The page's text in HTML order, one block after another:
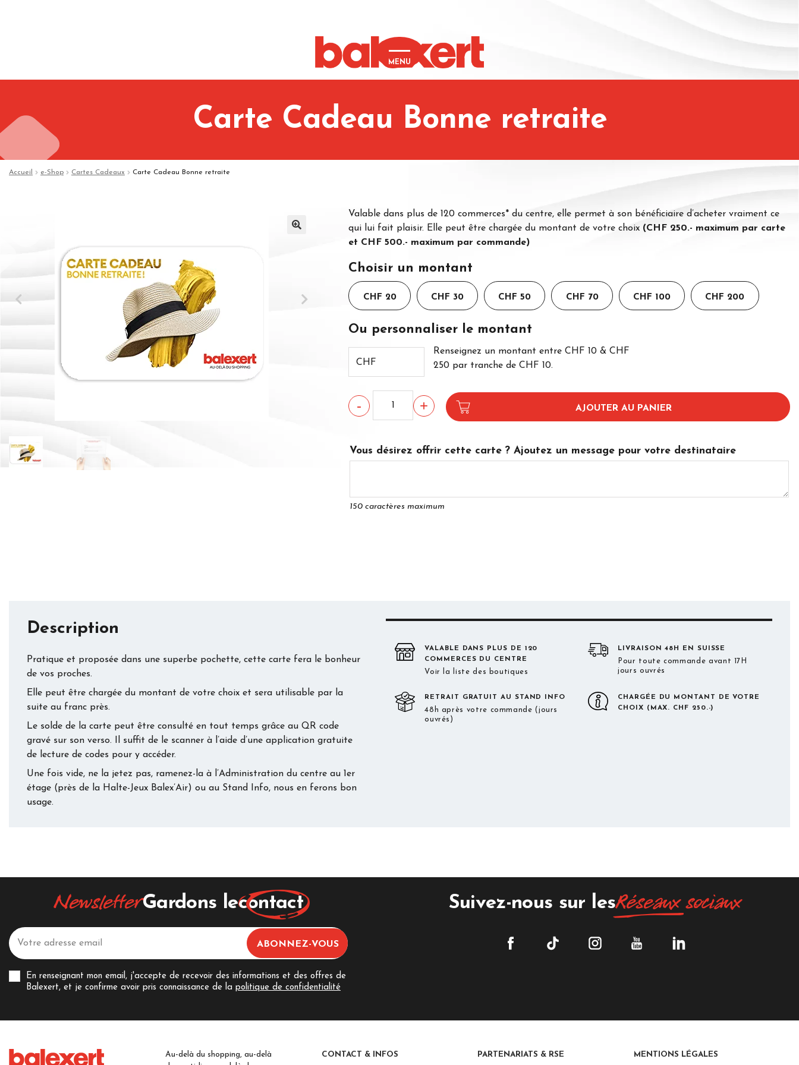
MENU
Carte Cadeau Bonne retraite
Accueil e-Shop Cartes Cadeaux Carte Cadeau Bonne retraite
Valable dans plus de 120 commerces* du centre, elle permet à son bénéficiaire d’acheter vraiment ce
qui lui fait plaisir. Elle peut être chargée du montant de votre choix (CHF 250.- maximum par carte
et CHF 500.- maximum par commande)
Choisir un montant
CHF 20 CHF 30 CHF 50 CHF 70 CHF 100 CHF 200
Ou personnaliser le montant
CHF
Renseignez un montant entre CHF10 & CHF
250 par tranche de CHF 10.
Quantity
AJOUTER AU PANIER
Vous désirez offrir cette carte ? Ajoutez un message pour votre destinataire
150 caractères maximum
Description
Pratique et proposée dans une superbe pochette, cette carte fera le bonheur
de vos proches.
Elle peut être chargée du montant de votre choix et sera utilisable par la
suite au franc près.
Le solde de la carte peut être consulté en tout temps grâce au QR code
gravé sur son verso. Il suffit de le scanner à l’aide d’une application gratuite
de lecture de codes pour y accéder.
Une fois vide, ne la jetez pas, ramenez-la à l’Administration du centre au 1er
étage (près de la Halte-Jeux Balex’Air) ou au Stand Info, nous en ferons bon
usage.
VALABLE DANS PLUS DE 120
COMMERCES DU CENTRE
Voir la liste des boutiques
LIVRAISON 48H EN SUISSE
Pour toute commande avant 17H
jours ouvrés
RETRAIT GRATUIT AU STAND INFO
48h après votre commande (jours
ouvrés)
CHARGÉE DU MONTANT DE VOTRE
CHOIX (MAX. CHF 250.-)
NewsletterGardons lecontact
En renseignant mon email, j'accepte de recevoir des informations et des offres de
Balexert, et je confirme avoir pris connaissance de la politique de confidentialité
Suivez-nous sur lesRéseauxsociaux
Au-delà du shopping, au-delà
CONTACT & INFOS PARTENARIATS & RSE MENTIONS LÉGALES